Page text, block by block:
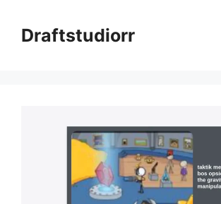
contentDraftstudiorr